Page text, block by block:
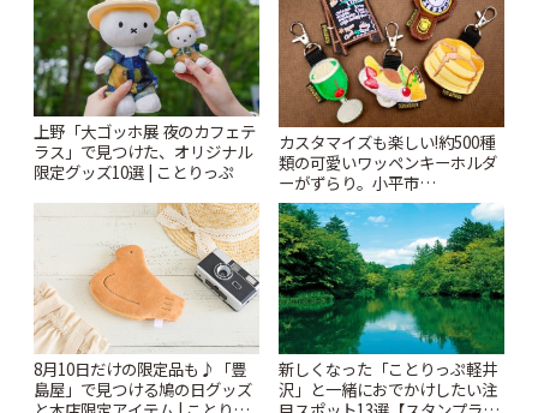
上野「大ゴッホ展 夜のカフェテ
ラス」で見つけた、オリジナル
限定グッズ10選 | ことりっぷ
カスタマイズも楽しい!約500種
類の可愛いワッペンキーホルダ
ーがずらり。小平市
「Kimamaya T&K」 | ことりっ
ぷ
8月10日だけの限定品も♪「豊
島屋」で見つける鳩の日グッズ
新しくなった「ことりっぷ軽井
沢」と一緒におでかけしたい注